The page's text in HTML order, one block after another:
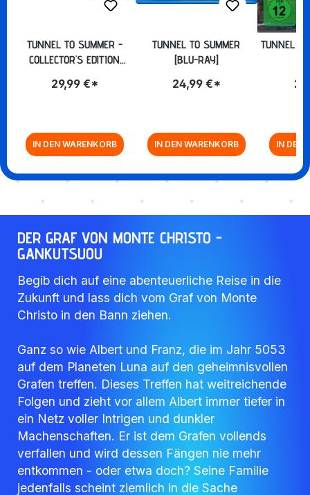
TUNNEL TO SUMMER -
COLLECTOR'S EDITION
29,99 €*
IN DEN WARENKORB
TUNNEL TO SUMMER
[BLU-RAY]
24,99 €*
IN DEN WARENKORB
TUNNEL
IN DEN
Zurück zur Vor-/Zurück-Navigation
DER GRAF VON MONTE CHRISTO -
GANKUTSUOU
Begib dich auf eine abenteuerliche Reise in die
Zukunft und lass dich vom Graf von Monte
Christo in den Bann ziehen.
Ganz so wie Albert und Franz, die im Jahr 5053
auf dem Planeten Luna auf den geheimnisvollen
Grafen treffen. Dieses Treffen hat weitreichende
Folgen und zieht vor allem Albert immer tiefer in
ein Netz voller Intrigen und dunkler
Machenschaften. Er ist dem Grafen vollends
verfallen und wird dessen Fängen nie mehr
entkommen - oder etwa doch? Seine Familie
jedenfalls scheint ziemlich in die Sache